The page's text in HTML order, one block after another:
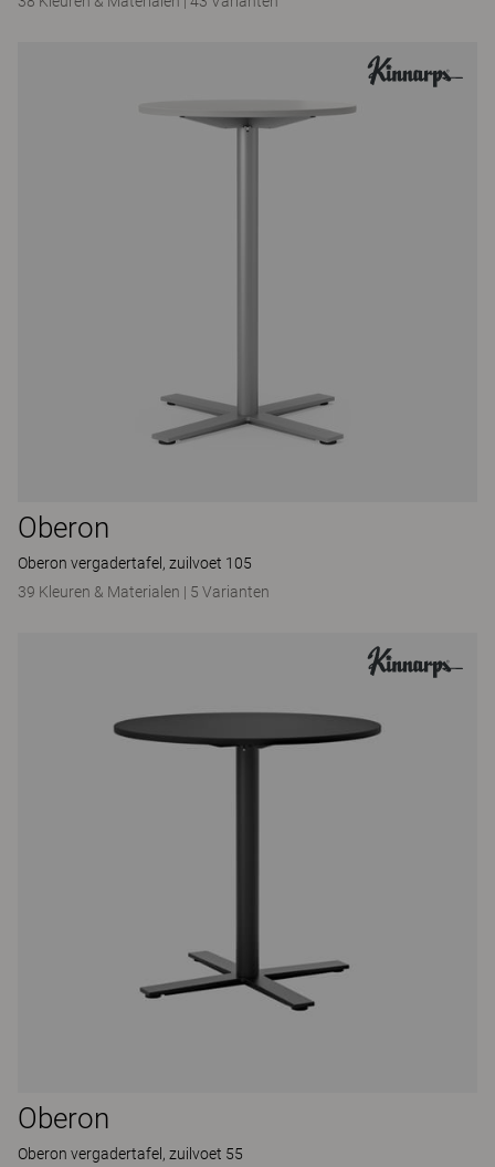
Oberon
Oberon vergadertafel, zuilvoet 105
39 Kleuren & Materialen | 5 Varianten
Oberon
Oberon vergadertafel, zuilvoet 55